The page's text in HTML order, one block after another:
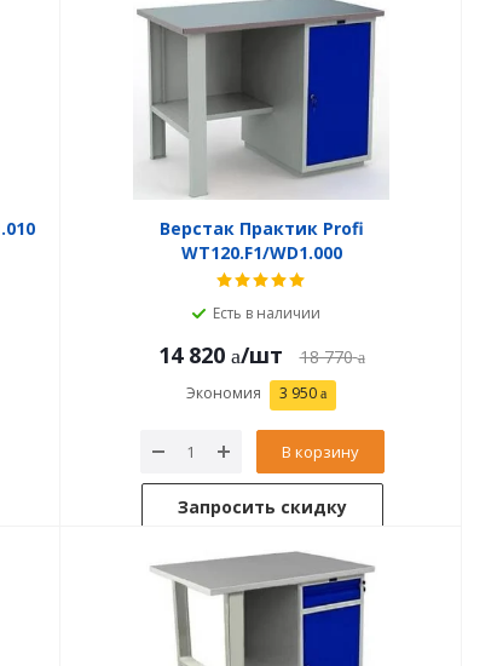
Верстак Практик Profi
WT120.F1/WD1.000
Есть в наличии
14 820 /шт 18 770
Экономия 3 950
В корзину
Запросить скидку